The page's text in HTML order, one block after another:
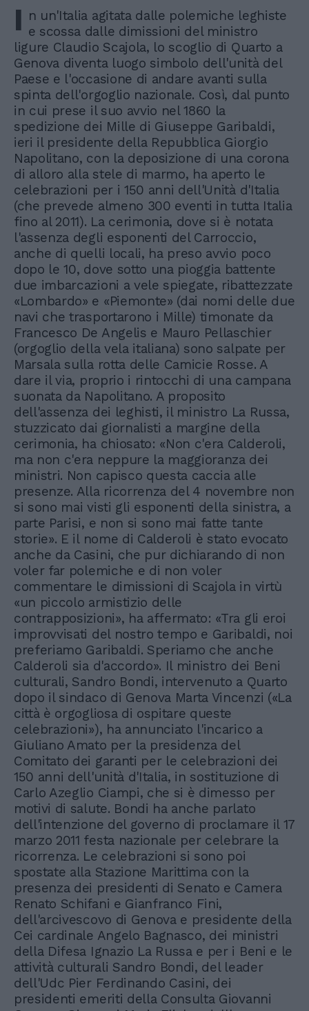
I n un'Italia agitata dalle polemiche leghiste
e scossa dalle dimissioni del ministro
ligure Claudio Scajola, lo scoglio di Quarto a
Genova diventa luogo simbolo dell'unità del
Paese e l'occasione di andare avanti sulla
spinta dell'orgoglio nazionale. Così, dal punto
in cui prese il suo avvio nel 1860 la
spedizione dei Mille di Giuseppe Garibaldi,
ieri il presidente della Repubblica Giorgio
Napolitano, con la deposizione di una corona
di alloro alla stele di marmo, ha aperto le
celebrazioni per i 150 anni dell'Unità d'Italia
(che prevede almeno 300 eventi in tutta Italia
fino al 2011). La cerimonia, dove si è notata
l'assenza degli esponenti del Carroccio,
anche di quelli locali, ha preso avvio poco
dopo le 10, dove sotto una pioggia battente
due imbarcazioni a vele spiegate, ribattezzate
«Lombardo» e «Piemonte» (dai nomi delle due
navi che trasportarono i Mille) timonate da
Francesco De Angelis e Mauro Pellaschier
(orgoglio della vela italiana) sono salpate per
Marsala sulla rotta delle Camicie Rosse. A
dare il via, proprio i rintocchi di una campana
suonata da Napolitano. A proposito
dell'assenza dei leghisti, il ministro La Russa,
stuzzicato dai giornalisti a margine della
cerimonia, ha chiosato: «Non c'era Calderoli,
ma non c'era neppure la maggioranza dei
ministri. Non capisco questa caccia alle
presenze. Alla ricorrenza del 4 novembre non
si sono mai visti gli esponenti della sinistra, a
parte Parisi, e non si sono mai fatte tante
storie». E il nome di Calderoli è stato evocato
anche da Casini, che pur dichiarando di non
voler far polemiche e di non voler
commentare le dimissioni di Scajola in virtù
«un piccolo armistizio delle
contrapposizioni», ha affermato: «Tra gli eroi
improvvisati del nostro tempo e Garibaldi, noi
preferiamo Garibaldi. Speriamo che anche
Calderoli sia d'accordo». Il ministro dei Beni
culturali, Sandro Bondi, intervenuto a Quarto
dopo il sindaco di Genova Marta Vincenzi («La
città è orgogliosa di ospitare queste
celebrazioni»), ha annunciato l'incarico a
Giuliano Amato per la presidenza del
Comitato dei garanti per le celebrazioni dei
150 anni dell'unità d'Italia, in sostituzione di
Carlo Azeglio Ciampi, che si è dimesso per
motivi di salute. Bondi ha anche parlato
dell'intenzione del governo di proclamare il 17
marzo 2011 festa nazionale per celebrare la
ricorrenza. Le celebrazioni si sono poi
spostate alla Stazione Marittima con la
presenza dei presidenti di Senato e Camera
Renato Schifani e Gianfranco Fini,
dell'arcivescovo di Genova e presidente della
Cei cardinale Angelo Bagnasco, dei ministri
della Difesa Ignazio La Russa e per i Beni e le
attività culturali Sandro Bondi, del leader
dell'Udc Pier Ferdinando Casini, dei
presidenti emeriti della Consulta Giovanni